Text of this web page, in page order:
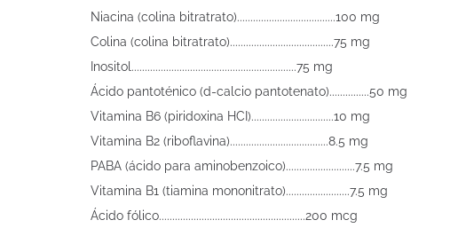
Niacina (colina bitratrato).....................................100 mg
Colina (colina bitratrato).......................................75 mg
Inositol..............................................................75 mg
Ácido pantoténico (d-calcio pantotenato)...............50 mg
Vitamina B6 (piridoxina HCI)...............................10 mg
Vitamina B2 (riboflavina).....................................8.5 mg
PABA (ácido para aminobenzoico)..........................7.5 mg
Vitamina B1 (tiamina mononitrato)........................7.5 mg
Ácido fólico.......................................................200 mcg